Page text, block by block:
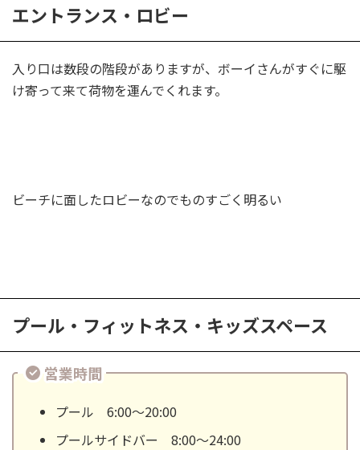
エントランス・ロビー
入り口は数段の階段がありますが、ボーイさんがすぐに駆
け寄って来て荷物を運んでくれます。
ビーチに面したロビーなのでものすごく明るい
プール・フィットネス・キッズスペース
営業時間
プール 6:00～20:00
プールサイドバー 8:00～24:00